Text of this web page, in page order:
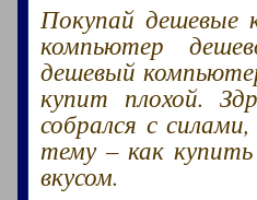
Покупай
компьютер
дешевый
купит плохой.
собрался с
тему – как
вкусом.